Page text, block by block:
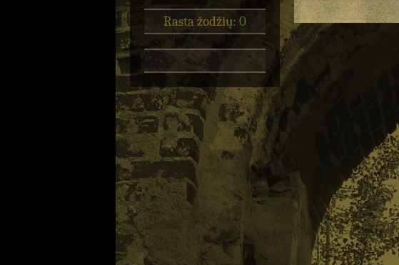
Rasta žodžių: 0